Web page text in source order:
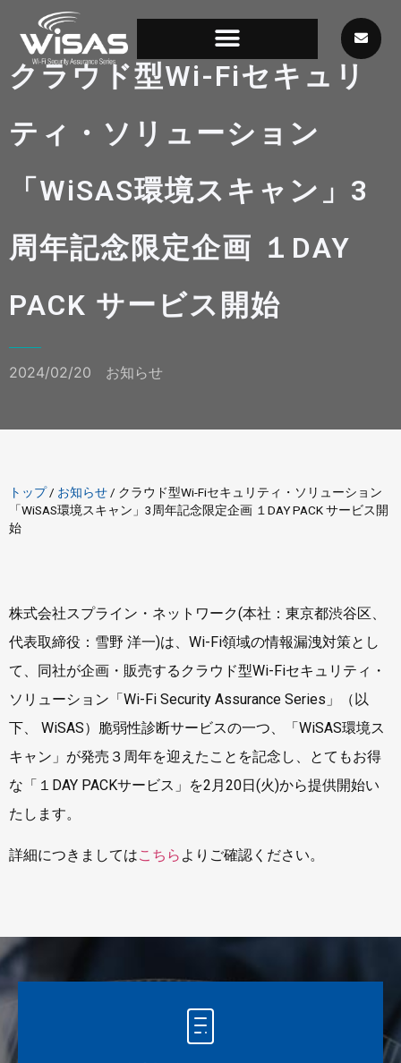
クラウド型Wi-Fiセキュリ
ティ・ソリューション
「WiSAS環境スキャン」3
周年記念限定企画 １DAY
PACK サービス開始
2024/02/20 お知らせ
トップ/ お知らせ / クラウド型Wi-Fiセキュリティ・ソリューション
「WiSAS環境スキャン」3周年記念限定企画 １DAY PACK サービス開
始
株式会社スプライン・ネットワーク(本社：東京都渋谷区、
代表取締役：雪野 洋一)は、Wi-Fi領域の情報漏洩対策とし
て、同社が企画・販売するクラウド型Wi-Fiセキュリティ・
ソリューション「Wi-Fi Security Assurance Series」（以
下、 WiSAS）脆弱性診断サービスの一つ、「WiSAS環境ス
キャン」が発売３周年を迎えたことを記念し、とてもお得
な「１DAY PACKサービス」を2月20日(火)から提供開始い
たします。
詳細につきましてはこちら よりご確認ください。